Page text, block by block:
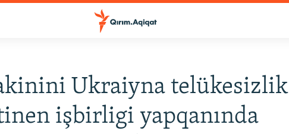
Ukraiyna telükesizlik
işbirligi yapqanında